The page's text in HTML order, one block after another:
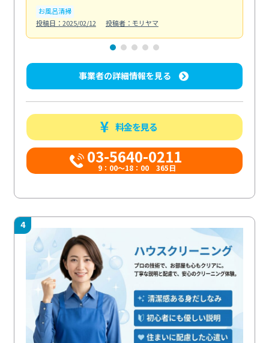
お風呂清掃
投稿日：2025/02/12
投稿者：モリヤマ
事業者の詳細情報を見る
料金を見る
03-5640-0211
9：00～18：00 365日
4